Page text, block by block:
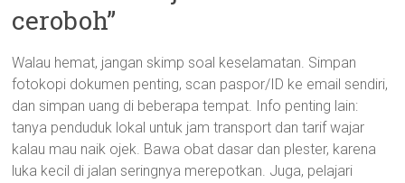
ceroboh”
Walau hemat, jangan skimp soal keselamatan. Simpan
fotokopi dokumen penting, scan paspor/ID ke email sendiri,
dan simpan uang di beberapa tempat. Info penting lain:
tanya penduduk lokal untuk jam transport dan tarif wajar
kalau mau naik ojek. Bawa obat dasar dan plester, karena
luka kecil di jalan seringnya merepotkan. Juga, pelajari